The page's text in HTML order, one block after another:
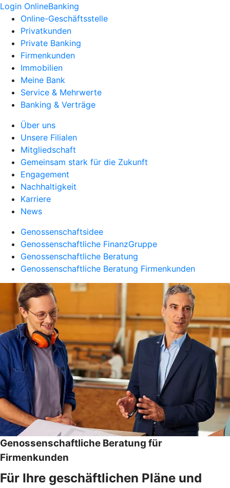
Login OnlineBanking
Online-Geschäftsstelle
Privatkunden
Private Banking
Firmenkunden
Immobilien
Meine Bank
Service & Mehrwerte
Banking & Verträge
Über uns
Unsere Filialen
Mitgliedschaft
Gemeinsam stark für die Zukunft
Engagement
Nachhaltigkeit
Karriere
News
Genossenschaftsidee
Genossenschaftliche FinanzGruppe
Genossenschaftliche Beratung
Genossenschaftliche Beratung Firmenkunden
Genossenschaftliche Beratung für
Firmenkunden
Für Ihre geschäftlichen Pläne und